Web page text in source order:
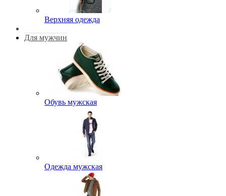
Верхняя одежда
Для мужчин
Обувь мужская
Одежда мужская